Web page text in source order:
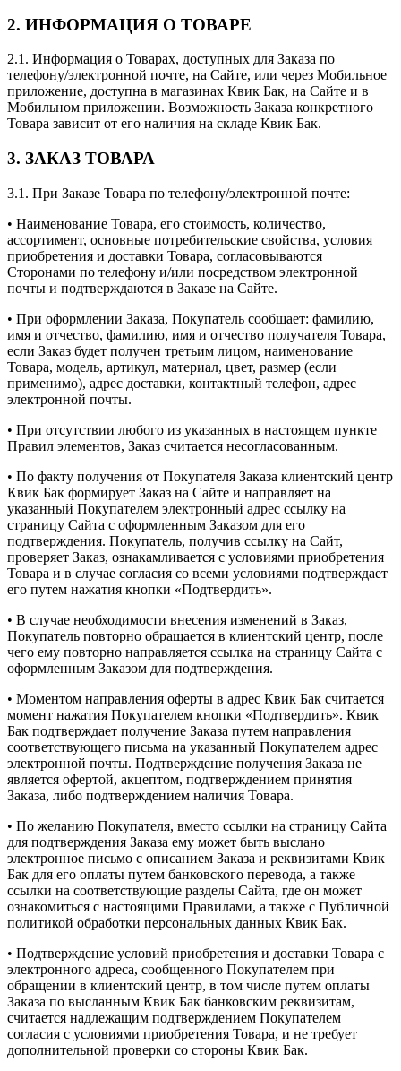
2. ИНФОРМАЦИЯ О ТОВАРЕ
2.1. Информация о Товарах, доступных для Заказа по
телефону/электронной почте, на Сайте, или через Мобильное
приложение, доступна в магазинах Квик Бак, на Сайте и в
Мобильном приложении. Возможность Заказа конкретного
Товара зависит от его наличия на складе Квик Бак.
3. ЗАКАЗ ТОВАРА
3.1. При Заказе Товара по телефону/электронной почте:
• Наименование Товара, его стоимость, количество,
ассортимент, основные потребительские свойства, условия
приобретения и доставки Товара, согласовываются
Сторонами по телефону и/или посредством электронной
почты и подтверждаются в Заказе на Сайте.
• При оформлении Заказа, Покупатель сообщает: фамилию,
имя и отчество, фамилию, имя и отчество получателя Товара,
если Заказ будет получен третьим лицом, наименование
Товара, модель, артикул, материал, цвет, размер (если
применимо), адрес доставки, контактный телефон, адрес
электронной почты.
• При отсутствии любого из указанных в настоящем пункте
Правил элементов, Заказ считается несогласованным.
• По факту получения от Покупателя Заказа клиентский центр
Квик Бак формирует Заказ на Сайте и направляет на
указанный Покупателем электронный адрес ссылку на
страницу Сайта с оформленным Заказом для его
подтверждения. Покупатель, получив ссылку на Сайт,
проверяет Заказ, ознакамливается с условиями приобретения
Товара и в случае согласия со всеми условиями подтверждает
его путем нажатия кнопки «Подтвердить».
• В случае необходимости внесения изменений в Заказ,
Покупатель повторно обращается в клиентский центр, после
чего ему повторно направляется ссылка на страницу Сайта с
оформленным Заказом для подтверждения.
• Моментом направления оферты в адрес Квик Бак считается
момент нажатия Покупателем кнопки «Подтвердить». Квик
Бак подтверждает получение Заказа путем направления
соответствующего письма на указанный Покупателем адрес
электронной почты. Подтверждение получения Заказа не
является офертой, акцептом, подтверждением принятия
Заказа, либо подтверждением наличия Товара.
• По желанию Покупателя, вместо ссылки на страницу Сайта
для подтверждения Заказа ему может быть выслано
электронное письмо с описанием Заказа и реквизитами Квик
Бак для его оплаты путем банковского перевода, а также
ссылки на соответствующие разделы Сайта, где он может
ознакомиться с настоящими Правилами, а также с Публичной
политикой обработки персональных данных Квик Бак.
• Подтверждение условий приобретения и доставки Товара с
электронного адреса, сообщенного Покупателем при
обращении в клиентский центр, в том числе путем оплаты
Заказа по высланным Квик Бак банковским реквизитам,
считается надлежащим подтверждением Покупателем
согласия с условиями приобретения Товара, и не требует
дополнительной проверки со стороны Квик Бак.